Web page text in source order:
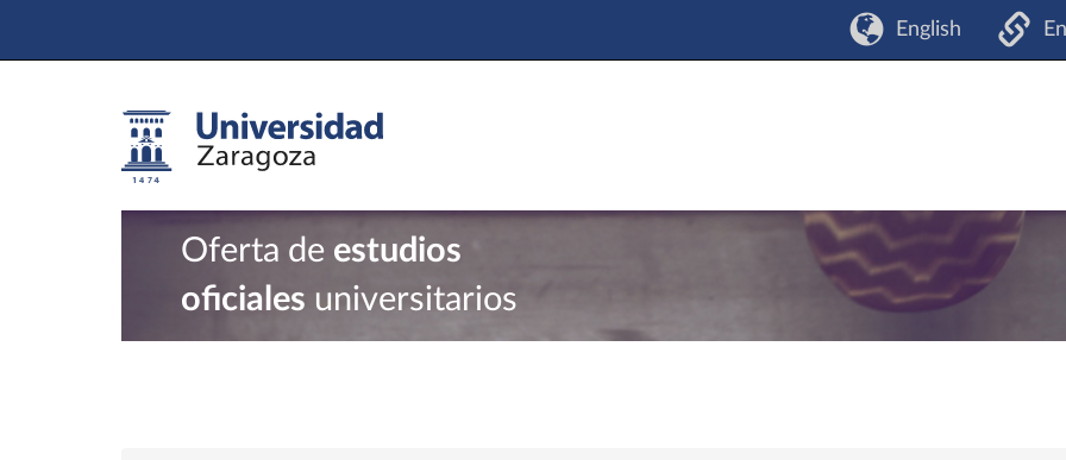
English
Oferta de estudios
oficiales universitarios